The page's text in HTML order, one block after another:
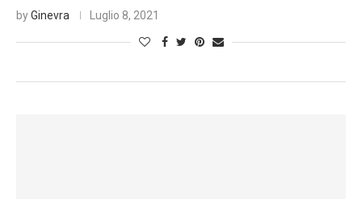
byGinevra Luglio 8, 2021